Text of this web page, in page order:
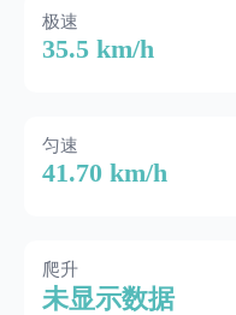
极速
35.5 km/h
匀速
41.70 km/h
爬升
未显示数据